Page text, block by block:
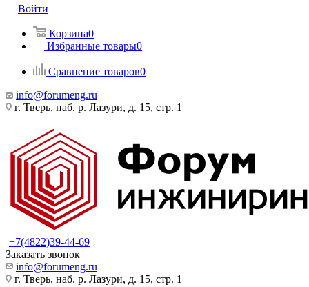
Войти
Корзина0
Избранные товары0
Сравнение товаров0
info@forumeng.ru
г. Тверь, наб. р. Лазури, д. 15, стр. 1
+7(4822)39-44-69
Заказать звонок
info@forumeng.ru
г. Тверь, наб. р. Лазури, д. 15, стр. 1